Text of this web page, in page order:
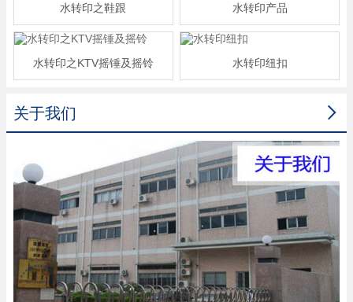
水转印之鞋跟 水转印产品
水转印之KTV摇锤及摇铃 水转印纽扣

关于我们